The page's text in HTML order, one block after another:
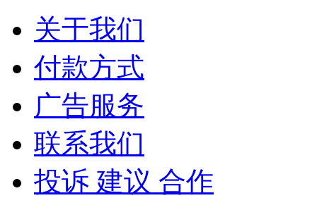
关于我们
付款方式
广告服务
联系我们
投诉 建议 合作